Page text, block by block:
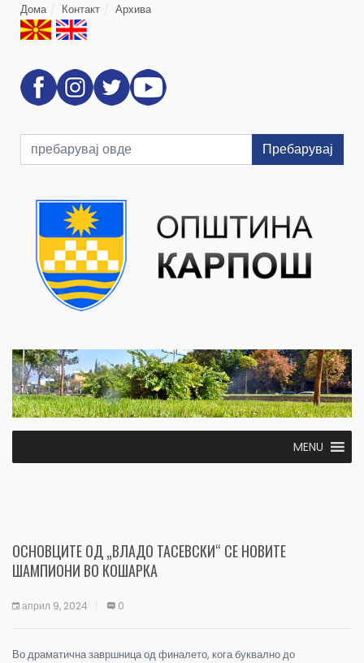
Дома Контакт Архива
Пребарувај
MENU
ОСНОВЦИТЕ ОД „ВЛАДО ТАСЕВСКИ“ СЕ НОВИТЕ
ШАМПИОНИ ВО КОШАРКА
април 9, 2024 0
Во драматична завршница од финалето, кога буквално до